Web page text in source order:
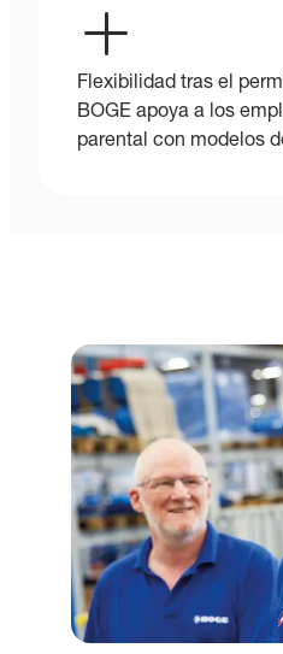
Flexibilidad tras el
BOGE apoya a los
parental con modelos